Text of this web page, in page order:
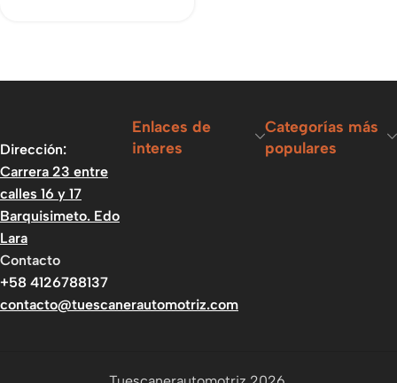
Dirección:
Carrera 23 entre
calles 16 y 17
Barquisimeto. Edo
Lara
Contacto
+58 4126788137
contacto@tuescanerautomotriz.com
Enlaces de
interes
Categorías más
populares